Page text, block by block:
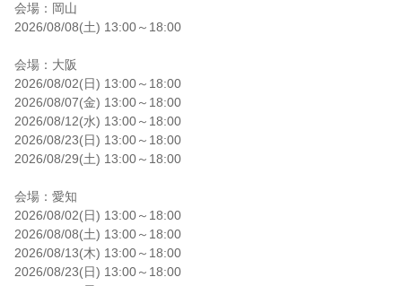
会場：岡山
2026/08/08(土) 13:00～18:00
会場：大阪
2026/08/02(日) 13:00～18:00
2026/08/07(金) 13:00～18:00
2026/08/12(水) 13:00～18:00
2026/08/23(日) 13:00～18:00
2026/08/29(土) 13:00～18:00
会場：愛知
2026/08/02(日) 13:00～18:00
2026/08/08(土) 13:00～18:00
2026/08/13(木) 13:00～18:00
2026/08/23(日) 13:00～18:00